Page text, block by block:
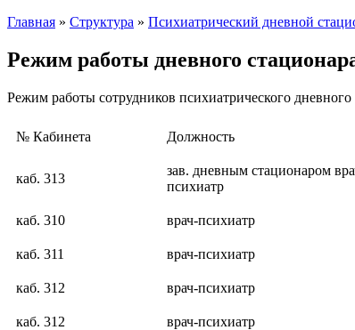
Главная » Структура » Психиатрический дневной
Режим работы дневного
Режим работы сотрудников психиатрического дневного
№ Кабинета Должность
каб. 313
зав. дневным стационаром
психиатр
каб. 310 врач-психиатр
каб. 311 врач-психиатр
каб. 312 врач-психиатр
каб. 312 врач-психиатр